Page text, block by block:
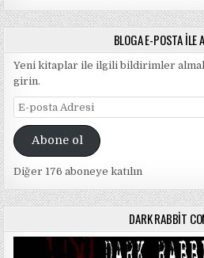
BLOGA E-POSTA ILE
Yeni kitaplar ile ilgili bildirimler
girin.
E-
posta
AdresiAbone ol
Diğer 176 aboneye katılın
DARK RABBIT